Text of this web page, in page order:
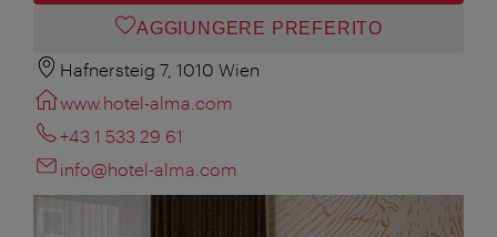
AGGIUNGERE PREFERITO
Hafnersteig 7, 1010 Wien
www.hotel-alma.com
+43 1 533 29 61
info@hotel-alma.com